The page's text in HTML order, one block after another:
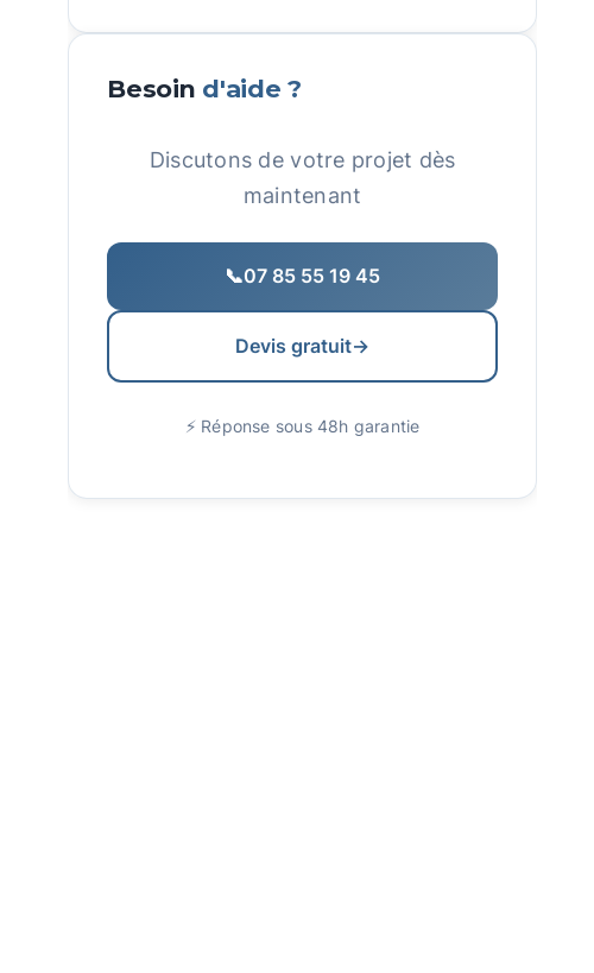
Besoin d'aide ?
Discutons de votre projet dès
maintenant
📞07 85 55 19 45
Devis gratuit→
⚡ Réponse sous 48h garantie